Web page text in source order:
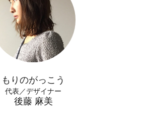
もりのがっこう
代表／デザイナー
後藤 麻美